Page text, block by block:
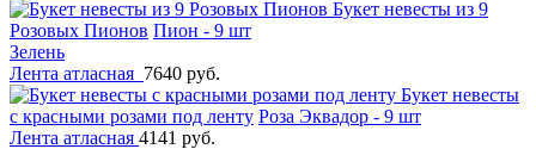
Букет невесты из 9
Розовых Пионов Пион - 9 шт
Зелень
Лента атласная 7640 руб.
Букет невесты
с красными розами под ленту Роза Эквадор - 9 шт
Лента атласная 4141 руб.